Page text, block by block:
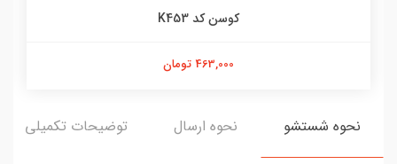
کوسن کد K453
463,000 تومان
نحوه شستشو نحوه ارسال توضیحات تکمیلی